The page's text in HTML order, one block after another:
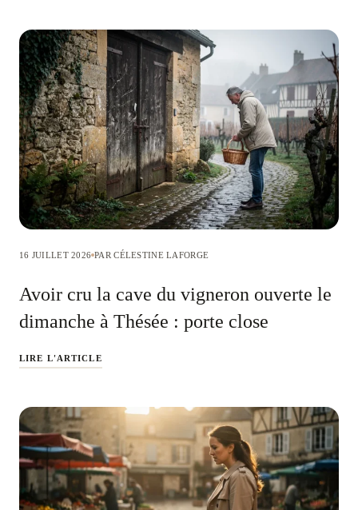
16 JUILLET 2026 PAR CÉLESTINE LAFORGE
Avoir cru la cave du vigneron ouverte le
dimanche à Thésée : porte close
LIRE L'ARTICLE